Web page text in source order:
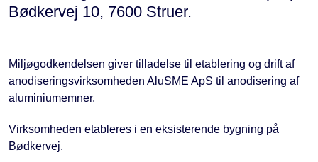
Bødkervej 10, 7600 Struer.
Miljøgodkendelsen giver tilladelse til etablering og drift af
anodiseringsvirksomheden AluSME ApS til anodisering af
aluminiumemner.
Virksomheden etableres i en eksisterende bygning på
Bødkervej.